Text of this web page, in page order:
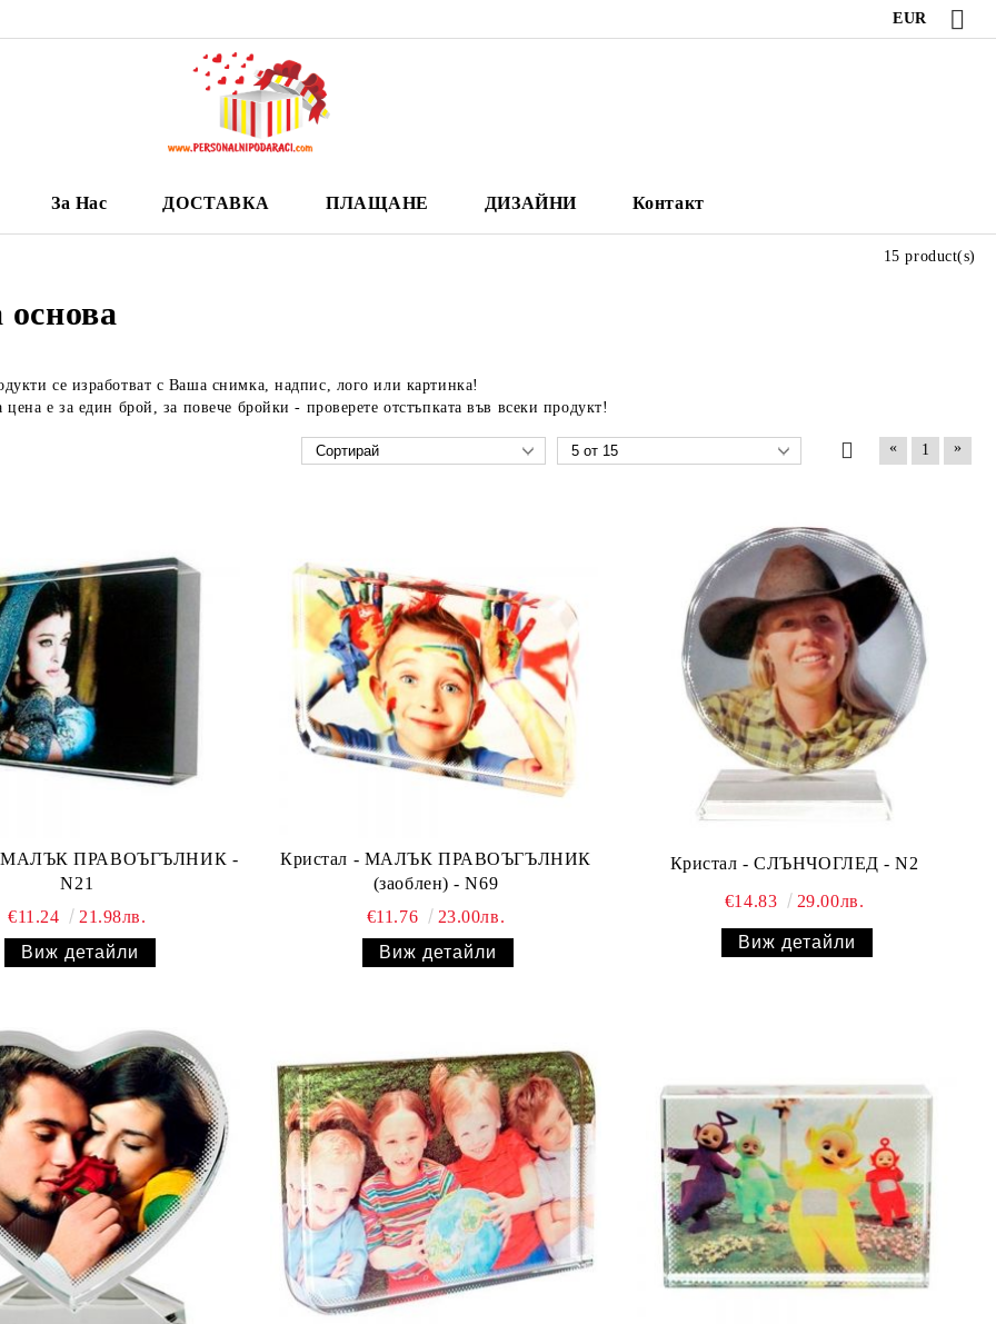
EUR
За Нас ДОСТАВКА ПЛАЩАНЕ ДИЗАЙНИ Контакт
се изработват с Ваша снимка, надпис, лого или картинка!
цена е за един брой, за повече бройки - проверете отстъпката във всеки продукт!
15 product(s)
« 1 »
МАЛЪК ПРАВОЪГЪЛНИК -
N21
€11.24
21.98лв.
Виж детайли
Кристал - МАЛЪК ПРАВОЪГЪЛНИК
(заоблен) - N69
€11.76
23.00лв.
Виж детайли
Кристал - СЛЪНЧОГЛЕД - N2
€14.83 29.00лв.
Виж детайли